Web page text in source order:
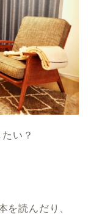
い？
を読んだり、